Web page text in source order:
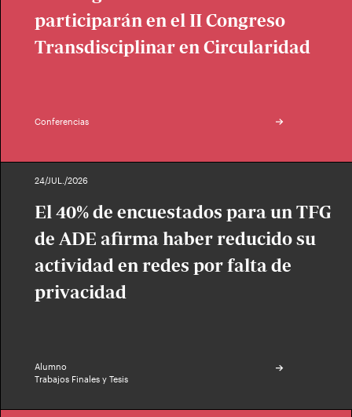
participarán en el II Congreso
Transdisciplinar en Circularidad
Conferencias
24/JUL./2026
El 40% de encuestados para un TFG
de ADE afirma haber reducido su
actividad en redes por falta de
privacidad
Alumno
Trabajos Finales y Tesis